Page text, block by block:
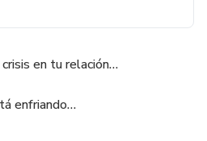
en tu relación…
enfriando…